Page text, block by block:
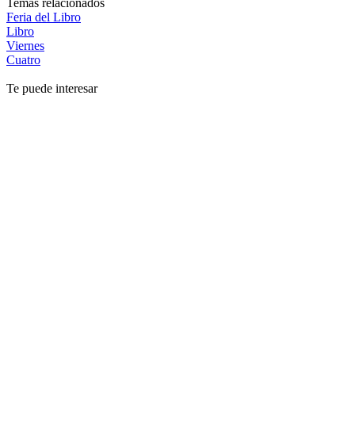
Temas relacionados
Feria del Libro
Libro
Viernes
Cuatro
Te puede interesar